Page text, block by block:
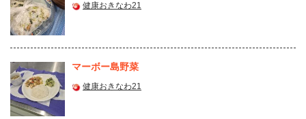
健康おきなわ21
マーボー島野菜
健康おきなわ21